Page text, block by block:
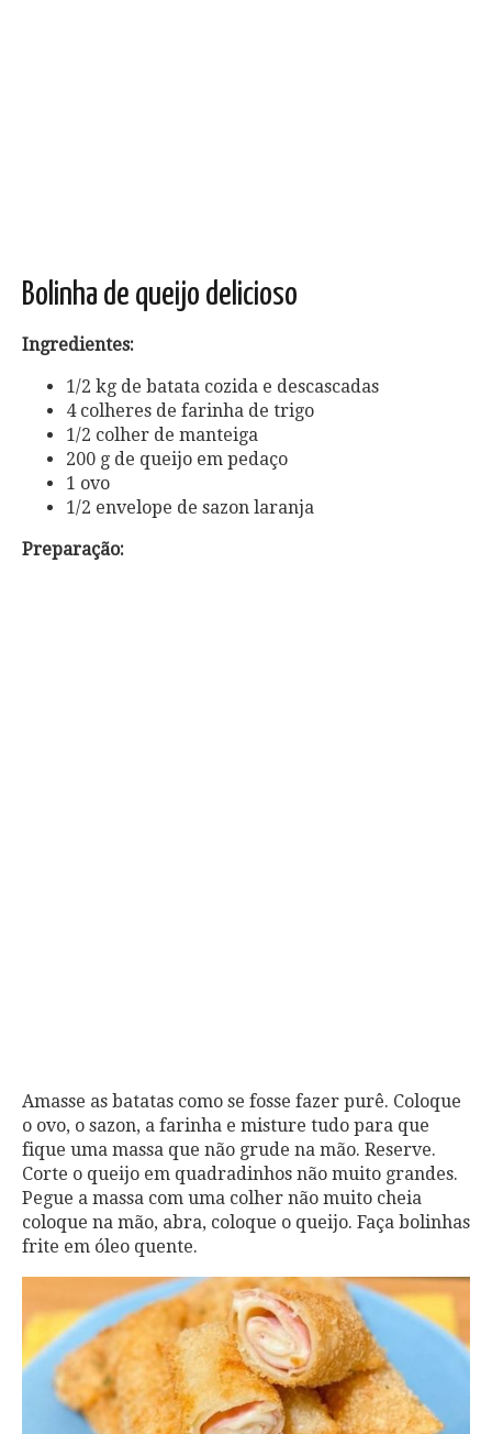
Bolinha de queijo delicioso
Ingredientes:
1/2 kg de batata cozida e descascadas
4 colheres de farinha de trigo
1/2 colher de manteiga
200 g de queijo em pedaço
1 ovo
1/2 envelope de sazon laranja
Preparação:
Amasse as batatas como se fosse fazer purê. Coloque
o ovo, o sazon, a farinha e misture tudo para que
fique uma massa que não grude na mão. Reserve.
Corte o queijo em quadradinhos não muito grandes.
Pegue a massa com uma colher não muito cheia
coloque na mão, abra, coloque o queijo. Faça bolinhas
frite em óleo quente.